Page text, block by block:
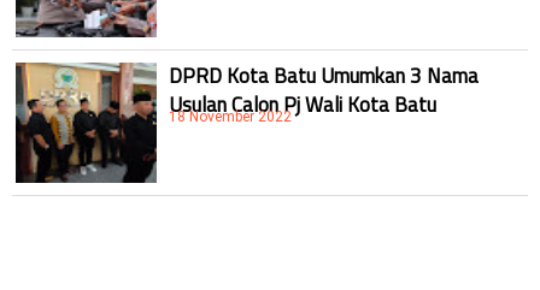
DPRD Kota Batu Umumkan 3 Nama
Usulan Calon Pj Wali Kota Batu
18 November 2022